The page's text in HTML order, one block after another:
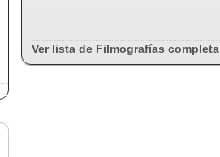
Ver lista de Filmografías completa